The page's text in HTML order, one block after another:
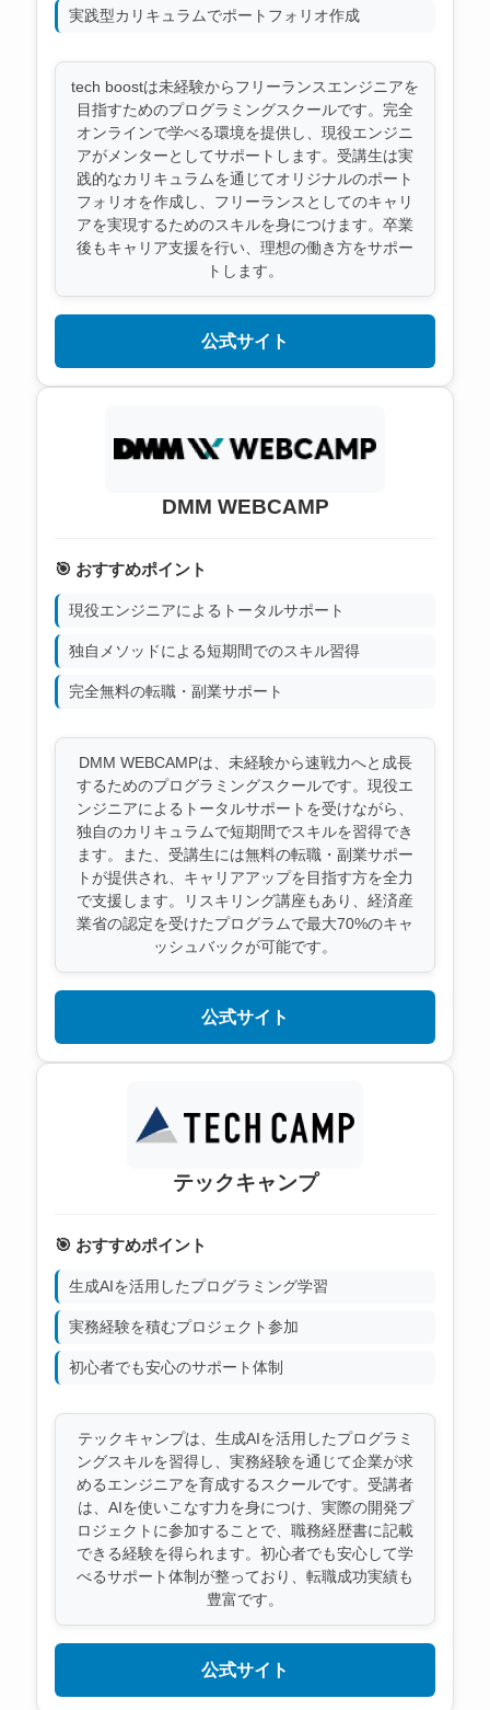
実践型カリキュラムでポートフォリオ作成
tech boostは未経験からフリーランスエンジニアを
目指すためのプログラミングスクールです。完全
オンラインで学べる環境を提供し、現役エンジニ
アがメンターとしてサポートします。受講生は実
践的なカリキュラムを通じてオリジナルのポート
フォリオを作成し、フリーランスとしてのキャリ
アを実現するためのスキルを身につけます。卒業
後もキャリア支援を行い、理想の働き方をサポー
トします。
公式サイト
DMM WEBCAMP
🎯 おすすめポイント
現役エンジニアによるトータルサポート
独自メソッドによる短期間でのスキル習得
完全無料の転職・副業サポート
DMM WEBCAMPは、未経験から速戦力へと成長
するためのプログラミングスクールです。現役エ
ンジニアによるトータルサポートを受けながら、
独自のカリキュラムで短期間でスキルを習得でき
ます。また、受講生には無料の転職・副業サポー
トが提供され、キャリアアップを目指す方を全力
で支援します。リスキリング講座もあり、経済産
業省の認定を受けたプログラムで最大70%のキャ
ッシュバックが可能です。
公式サイト
テックキャンプ
🎯 おすすめポイント
生成AIを活用したプログラミング学習
実務経験を積むプロジェクト参加
初心者でも安心のサポート体制
テックキャンプは、生成AIを活用したプログラミ
ングスキルを習得し、実務経験を通じて企業が求
めるエンジニアを育成するスクールです。受講者
は、AIを使いこなす力を身につけ、実際の開発プ
ロジェクトに参加することで、職務経歴書に記載
できる経験を得られます。初心者でも安心して学
べるサポート体制が整っており、転職成功実績も
豊富です。
公式サイト